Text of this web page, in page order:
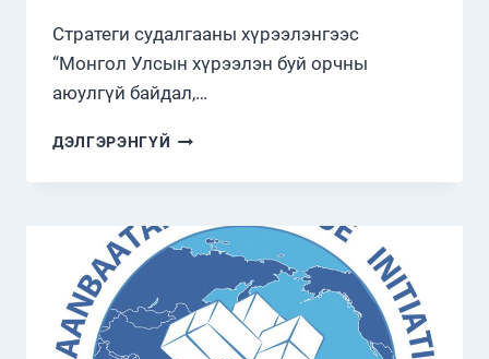
Стратеги судалгааны хүрээлэнгээс
“Монгол Улсын хүрээлэн буй орчны
аюулгүй байдал,…
ДЭЛГЭРЭНГҮЙ ХҮРЭЭЛЭН
ОРЧНЫ
БАЙДЛЫН
АСУУДЛААР ХЭЛЭЛЦҮҮЛЭГ
БАЙГУУЛЛАА